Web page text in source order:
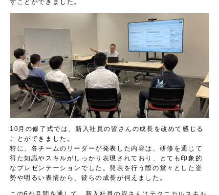
すことができました。
10月の修了式では、新入社員の皆さんの成長を改めて感じる
ことができました。
特に、各チームのリーダーが発表した内容は、研修を通じて
得た知識やスキルがしっかり表現されており、とても印象的
なプレゼンテーションでした。発表を行う際の堂々とした姿
勢や明るい表情から、彼らの成長が伺えました。